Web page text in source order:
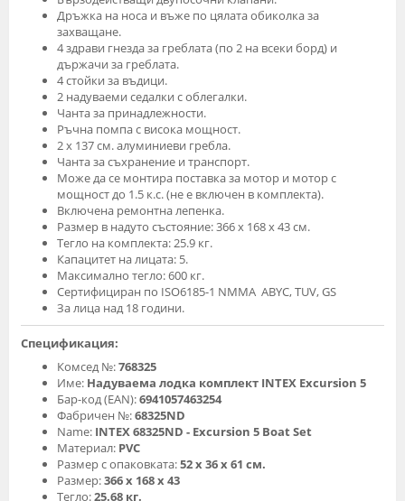
Дръжка на носа и въже по цялата обиколка за
захващане.
4 здрави гнезда за греблата (по 2 на всеки борд) и
държачи за греблата.
4 стойки за въдици.
2 надуваеми седалки с облегалки.
Чанта за принадлежности.
Ръчна помпа с висока мощност.
2 х 137 см. алуминиеви гребла.
Чанта за съхранение и транспорт.
Може да се монтира поставка за мотор и мотор с
мощност до 1.5 к.с. (не е включен в комплекта).
Включена ремонтна лепенка.
Размер в надуто състояние: 366 х 168 х 43 см.
Тегло на комплекта: 25.9 кг.
Капацитет на лицата: 5.
Максимално тегло: 600 кг.
Сертифициран по ISO6185-1 NMMA ABYC, TUV, GS
За лица над 18 години.
Спецификация:
Комсед №:768325
Име: Надуваема лодка комплект INTEX Excursion 5
Бар-код (EAN):6941057463254
Фабричен №:68325ND
Name: INTEX 68325ND - Excursion 5 Boat Set
Материал: PVC
Размер с опаковката:52 х 36 х 61 см.
Размер:366 х 168 х 43
Тегло:25.68 кг.